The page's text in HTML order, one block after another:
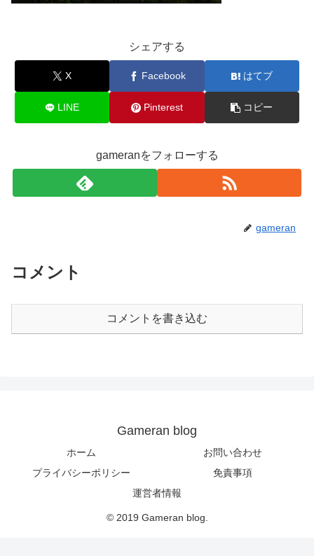
シェアする
X Facebook はてブ
LINE Pinterest コピー
gameranをフォローする
gameran
コメント
コメントを書き込む
Gameran blog
ホーム
お問い合わせ
プライバシーポリシー
免責事項
運営者情報
© 2019 Gameran blog.